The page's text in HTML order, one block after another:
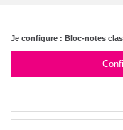
Je configure : Bloc-notes